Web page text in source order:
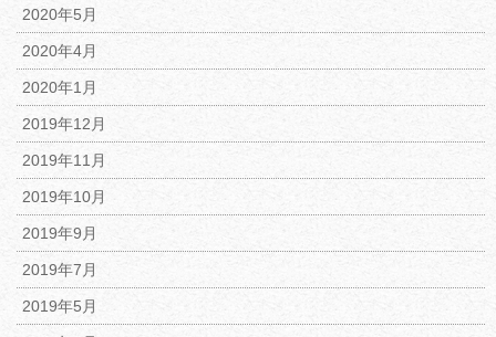
2020年5月
2020年4月
2020年1月
2019年12月
2019年11月
2019年10月
2019年9月
2019年7月
2019年5月